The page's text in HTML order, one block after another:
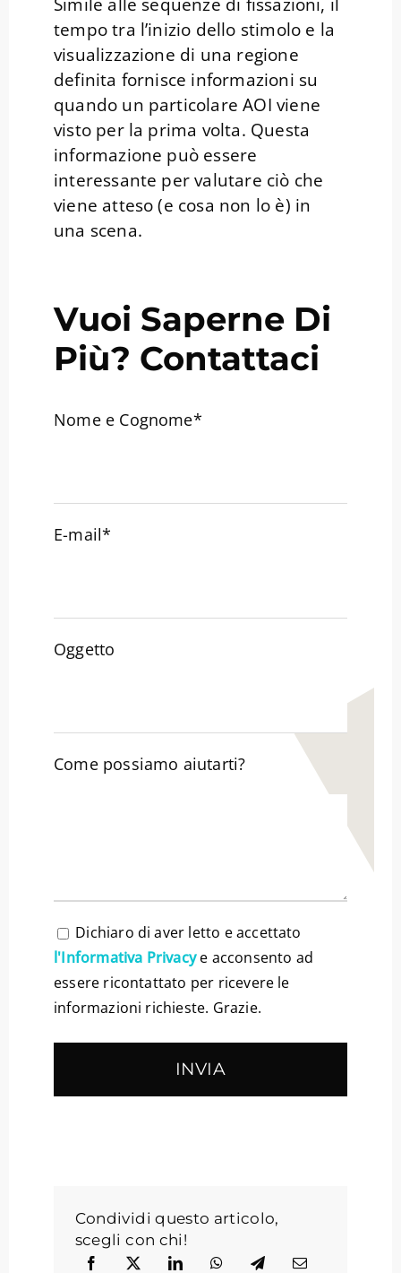
tempo tra l’inizio dello stimolo e la
visualizzazione di una regione
definita fornisce informazioni su
quando un particolare AOI viene
visto per la prima volta. Questa
informazione può essere
interessante per valutare ciò che
viene atteso (e cosa non lo è) in
una scena.
Vuoi Saperne Di
Più? Contattaci
Nome e Cognome*
E-mail*
Oggetto
Come possiamo aiutarti?
Dichiaro di aver letto e accettato
l'Informativa Privacye acconsento ad
essere ricontattato per ricevere le
informazioni richieste. Grazie.
Condividi questo articolo,
scegli con chi!